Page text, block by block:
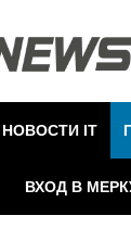
НОВОСТИ IT
ВХОД В